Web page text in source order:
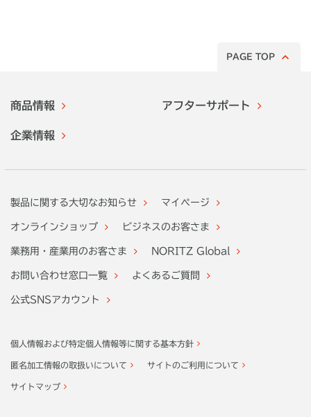
PAGE TOP
商品情報 アフターサポート
企業情報
製品に関する大切なお知らせ マイページ
オンラインショップ ビジネスのお客さま
業務用・産業用のお客さま NORITZ Global
お問い合わせ窓口一覧 よくあるご質問
公式SNSアカウント
個人情報および特定個人情報等に関する基本方針
匿名加工情報の取扱いについて サイトのご利用について
サイトマップ